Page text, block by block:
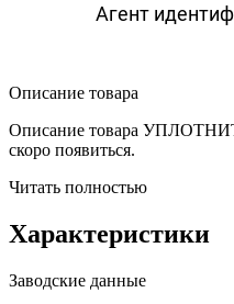
Агент
Описание товара
Описание товара
скоро появиться.
Читать полностью
Характеристики
Заводские данные